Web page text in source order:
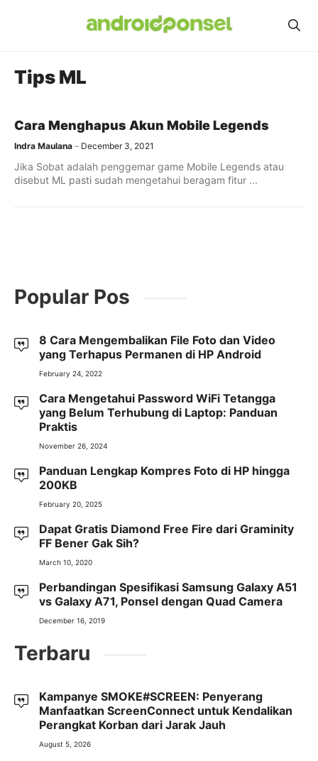
Tips ML
Cara Menghapus Akun Mobile Legends
Indra Maulana December 3, 2021
Jika Sobat adalah penggemar game Mobile Legends atau
disebut ML pasti sudah mengetahui beragam fitur ...
Popular Pos
8 Cara Mengembalikan File Foto dan Video
yang Terhapus Permanen di HP Android
February 24, 2022
Cara Mengetahui Password WiFi Tetangga
yang Belum Terhubung di Laptop: Panduan
Praktis
November 26, 2024
Panduan Lengkap Kompres Foto di HP hingga
200KB
February 20, 2025
Dapat Gratis Diamond Free Fire dari Graminity
FF Bener Gak Sih?
March 10, 2020
Perbandingan Spesifikasi Samsung Galaxy A51
vs Galaxy A71, Ponsel dengan Quad Camera
December 16, 2019
Terbaru
Kampanye SMOKE#SCREEN: Penyerang
Manfaatkan ScreenConnect untuk Kendalikan
Perangkat Korban dari Jarak Jauh
August 5, 2026